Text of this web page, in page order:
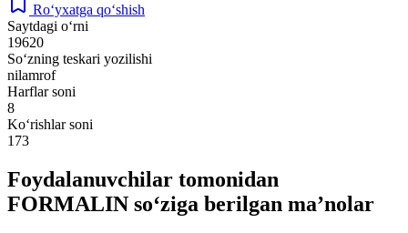
Ro‘yxatga qo‘shish
Saytdagi o‘rni
19620
So‘zning teskari yozilishi
nilamrof
Harflar soni
8
Ko‘rishlar soni
173
Foydalanuvchilar tomonidan
FORMALIN so‘ziga berilgan ma’nolar